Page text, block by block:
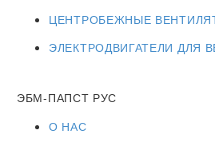
ЦЕНТРОБЕЖНЫЕ
ЭЛЕКТРОДВИГАТЕЛИ ДЛЯ
ЭБМ-ПАПСТ РУС
О НАС